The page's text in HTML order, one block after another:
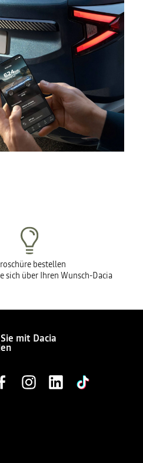
bestellen
sich über Ihren Wunsch-Dacia
mit Dacia